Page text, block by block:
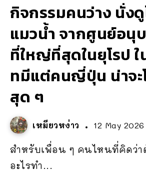
กิจกรรมคนว่าง นั่ง
แมวน้ำ จากศูนย์อนุ
ที่ใหญ่ที่สุดในยุโรป
ทมีแต่คนญี่ปุ่น น่าจะ
สุด ๆ
เหมียวหง่าว 12 May 2026
สำหรับเพื่อน ๆ คนไหนที่คิดว่า
อะไรทำ...